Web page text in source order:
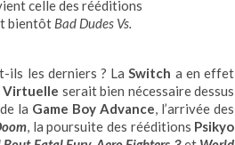
celle des rééditions
bientôt Bad Dudes Vs.
ils les derniers ? LaSwitch a en effet
Virtuelle serait bien nécessaire dessus
la Game Boy Advance, l’arrivée des
, la poursuite des rééditions Psikyo